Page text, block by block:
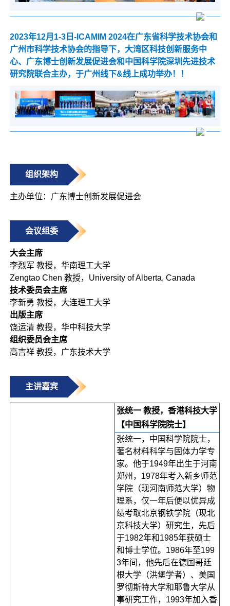
2023年12月1-3日-ICAMIM 2024在广东省科学技术协会和
广州市科学技术协会的指导下，大湾区科技创新服务中
心、广东博士创新发展促进会和中国科学院深圳先进技术
研究院联合主办，于广州线下&线上成功举办！！
组织架构
主办单位：广东博士创新发展促进会
会议组委
大会主席
李烈军 教授，华南理工大学
Zengtao Chen 教授，University of Alberta, Canada
技术委员会主席
李新勇 教授，大连理工大学
出版主席
饶运清 教授，华中科技大学
组织委员会主席
高吉祥 教授，广东技术大学
主讲嘉宾
张统一 教授，香港科技大学
【中国科学院院士】
张统一，中国科学院院士，
著名材料科学与固体力学专
家。他于1949年出生于河南
郑州，1978年考入新乡师范
学院（现河南师范大学）物
理系，仅一年后便以优异成
绩考取北京钢铁学院（现北
京科技大学）研究生，先后
于1982年和1985年获硕士
和博士学位。1986年至199
3年间，他先后在德国哥廷
根大学（洪堡学者）、美国
罗彻斯特大学和耶鲁大学从
事研究工作，1993年加入香